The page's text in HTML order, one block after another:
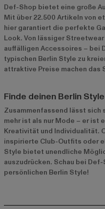
Def-Shop bietet eine große
Mit über 22.500 Artikeln von
hier garantiert die perfekte
Look. Von lässiger
auffälligen Accessoires – bei
typischen Berlin Style zu
attraktive Preise machen
Finde deinen Berlin Style
Zusammenfassend lässt sich
mehr ist als nur Mode – er ist
Kreativität und Individualität.
inspirierte Club-Outfits oder
Style bietet unendliche
auszudrücken. Schau bei
persönlichen Berlin Style!